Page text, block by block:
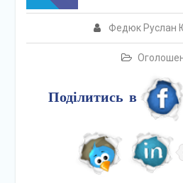
Федюк Руслан
Поділитись в